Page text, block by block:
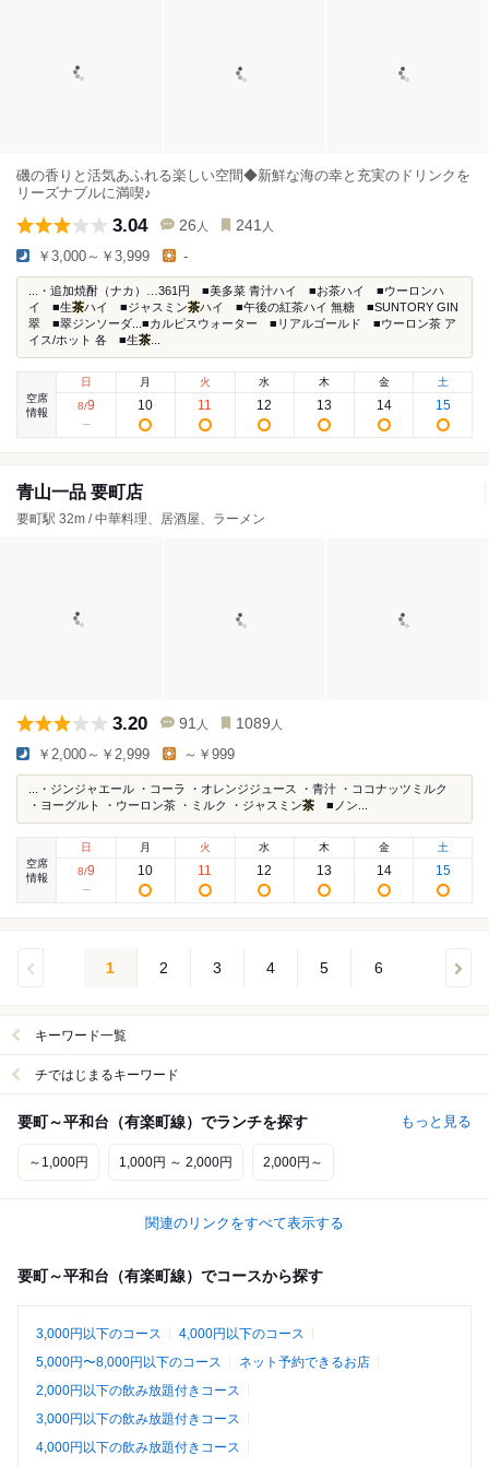
磯の香りと活気あふれる楽しい空間◆新鮮な海の幸と充実のドリンクを
リーズナブルに満喫♪
3.04 26 人 241 人
￥3,000～￥3,999 -
...・追加焼酎（ナカ）…361円 ■美多菜 青汁ハイ ■お茶ハイ ■ウーロンハ
イ ■生茶ハイ ■ジャスミン茶ハイ ■午後の紅茶ハイ 無糖 ■SUNTORY GIN
翠 ■翠ジンソーダ...■カルピスウォーター ■リアルゴールド ■ウーロン茶 ア
イス/ホット 各 ■生茶
空席
情報
日
8/9
月
10
火
11
水
12
木
13
金
14
土
15
青山一品 要町店
要町駅 32m / 中華料理、居酒屋、ラーメン
3.20 91 人 1089 人
￥2,000～￥2,999 ～￥999
...・ジンジャエール ・コーラ ・オレンジジュース ・青汁 ・ココナッツミルク
・ヨーグルト ・ウーロン茶 ・ミルク ・ジャスミン茶 ■ノン...
空席
情報
日
8/9
月
10
火
11
水
12
木
13
金
14
土
15
1 2 3 4 5 6
キーワード一覧
チではじまるキーワード
要町～平和台（有楽町線）でランチを探す もっと見る
～1,000円 1,000円 ～ 2,000円 2,000円～
関連のリンクをすべて表示する
要町～平和台（有楽町線）でコースから探す
3,000円以下のコース
4,000円以下のコース
5,000円〜8,000円以下のコース
ネット予約できるお店
2,000円以下の飲み放題付きコース
3,000円以下の飲み放題付きコース
4,000円以下の飲み放題付きコース